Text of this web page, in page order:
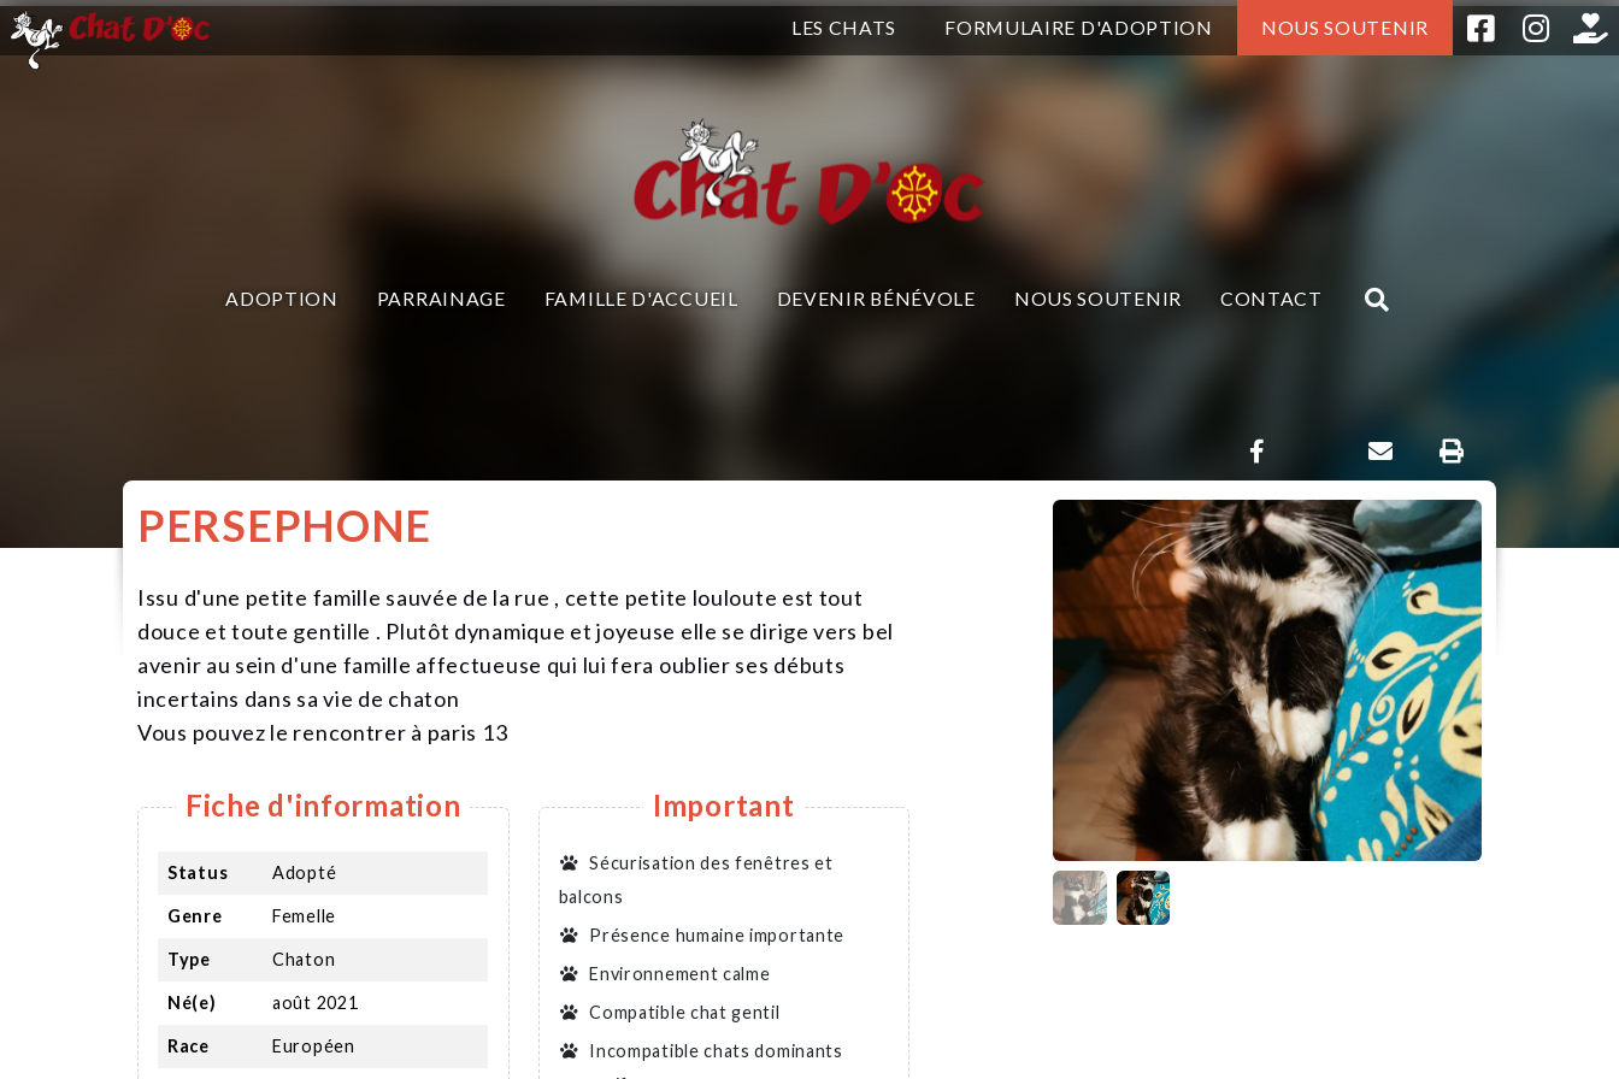
LES CHATS FORMULAIRE D'ADOPTION NOUS SOUTENIR
ADOPTION PARRAINAGE FAMILLE D'ACCUEIL DEVENIR BÉNÉVOLE NOUS SOUTENIR CONTACT
PERSEPHONE
Issu d'une petite famille sauvée de la rue , cette petite louloute est tout
douce et toute gentille . Plutôt dynamique et joyeuse elle se dirige vers bel
avenir au sein d'une famille affectueuse qui lui fera oublier ses débuts
incertains dans sa vie de chaton
Vous pouvez le rencontrer à paris 13
Fiche d'information
Status Adopté
Genre Femelle
Type Chaton
Né(e) août 2021
Race Européen
Important
Sécurisation des fenêtres et
balcons
Présence humaine importante
Environnement calme
Compatible chat gentil
Incompatible chats dominants